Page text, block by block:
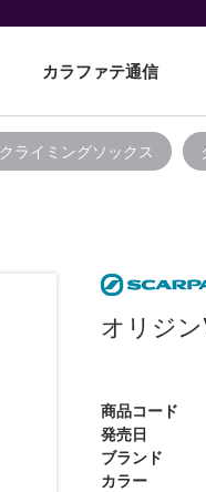
カラファテ通信
クライミングソックス
オリジ
商品コード
発売日
ブランド
カラー